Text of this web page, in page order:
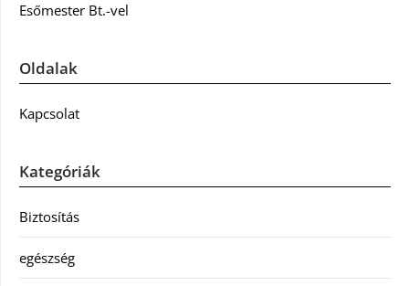
Esőmester Bt.-vel
Oldalak
Kapcsolat
Kategóriák
Biztosítás
egészség